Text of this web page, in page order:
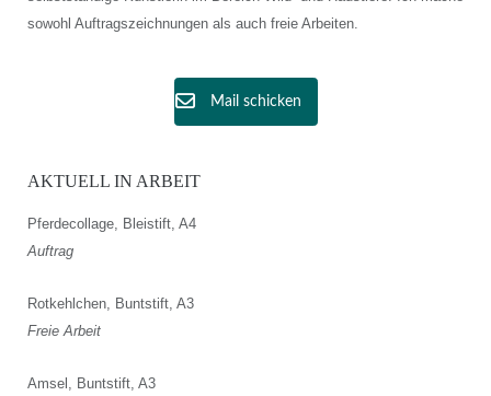
sowohl Auftragszeichnungen als auch freie Arbeiten.
Mail schicken
AKTUELL IN ARBEIT
Pferdecollage, Bleistift, A4
Auftrag
Rotkehlchen, Buntstift, A3
Freie Arbeit
Amsel, Buntstift, A3